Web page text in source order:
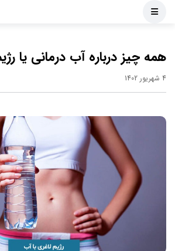
همه چیز درباره آب درمانی یا
4 شهریور 1402